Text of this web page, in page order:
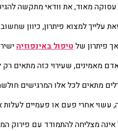
עסוקה מאוד, את וודאי מתקשה
עלייך למצוא פיתרון, כיוון
פיתרון של טיפול באינפוזיה
מאמינים, שעירוי כזה מתאים
מתאים לכל אלו המרגישים
עשוי אחרי פעם או פעמיים
מצליחה להתמודד עם פירוק